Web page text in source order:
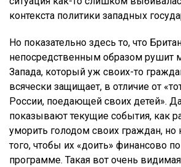
контекста политики западных
Но показательно здесь то, что
непосредственным образом рушит
Запада, который уж своих-то
всячески защищает, в отличие от
России, поедающей своих детей».
показывают текущие события, как
уморить голодом своих граждан, но
того, чтобы их «доить» финансово
программе. Такая вот очень